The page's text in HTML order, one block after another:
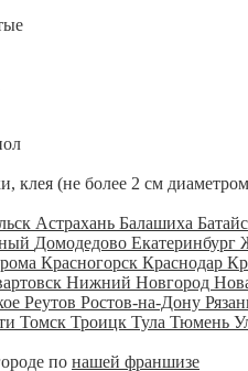
клея (не более 2 см
Астрахань Балашиха
Домодедово Екатеринбург
Красногорск Краснодар
Нижний Новгород
Реутов Ростов-на-Дону
Томск Троицк Тула Тюмень
по нашей франшизе